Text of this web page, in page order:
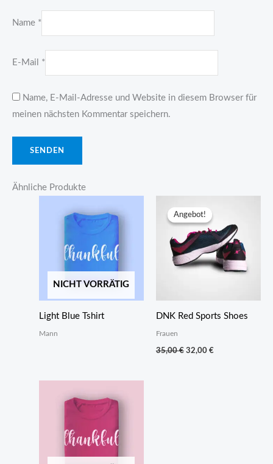
Name *
E-Mail *
Name, E-Mail-Adresse und Website in diesem Browser für
meinen nächsten Kommentar speichern.
Ähnliche Produkte
NICHT VORRÄTIG
Light Blue Tshirt
Mann
Angebot!
Angebot!
DNK Red Sports Shoes
Frauen
35,00€ Ursprünglicher
Preis
32,00 €Aktueller